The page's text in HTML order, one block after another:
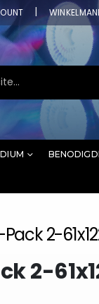
2-
2-